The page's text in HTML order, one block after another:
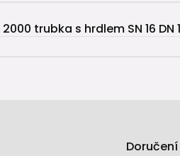
2000 trubka s hrdlem SN 16 DN
Doručení